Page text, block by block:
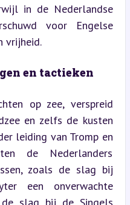
in de Nederlandse
voor Engelse
vrijheid.
en tactieken
op zee, verspreid
en zelfs de kusten
leiding van Tromp en
de Nederlanders
zoals de slag bij
een onverwachte